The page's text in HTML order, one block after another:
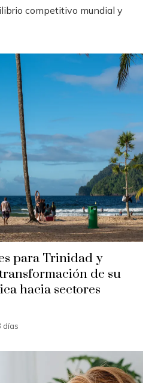
competitivo mundial y
para Trinidad y
de su
hacia sectores
días